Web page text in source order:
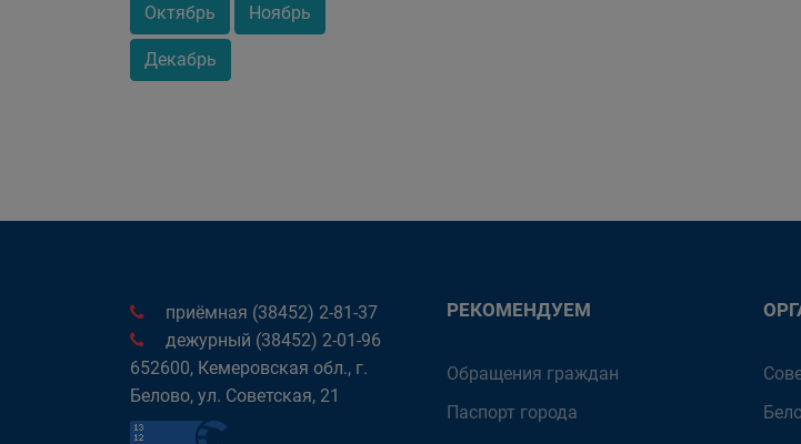
Октябрь Ноябрь
Декабрь
приёмная (38452) 2-81-37
дежурный (38452) 2-01-96
652600, Кемеровская обл., г.
Белово, ул. Советская, 21
РЕКОМЕНДУЕМ
Обращения граждан
Паспорт города